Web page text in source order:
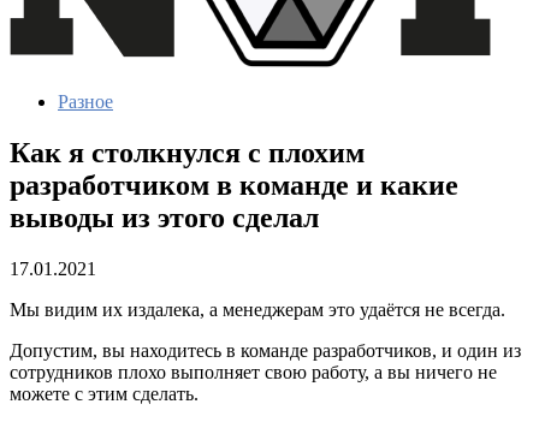
Разное
Как я столкнулся с плохим
разработчиком в команде и какие
выводы из этого сделал
17.01.2021
Мы видим их издалека, а менеджерам это удаётся не всегда.
Допустим, вы находитесь в команде разработчиков, и один из
сотрудников плохо выполняет свою работу, а вы ничего не
можете с этим сделать.